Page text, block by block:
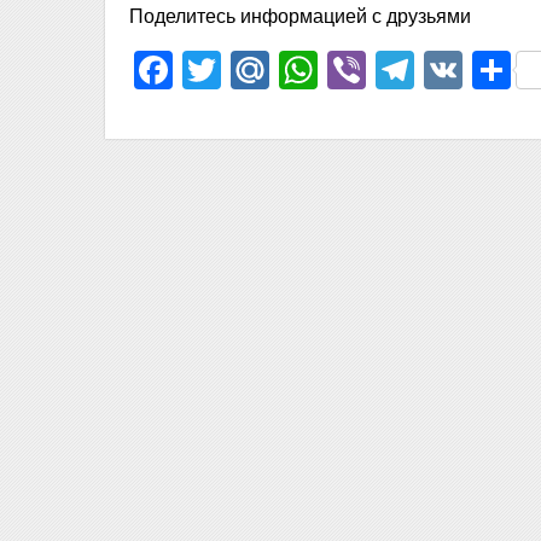
Поделитесь информацией с друзьями
Facebook
TwitterMail.Ru
WhatsApp
Viber VK